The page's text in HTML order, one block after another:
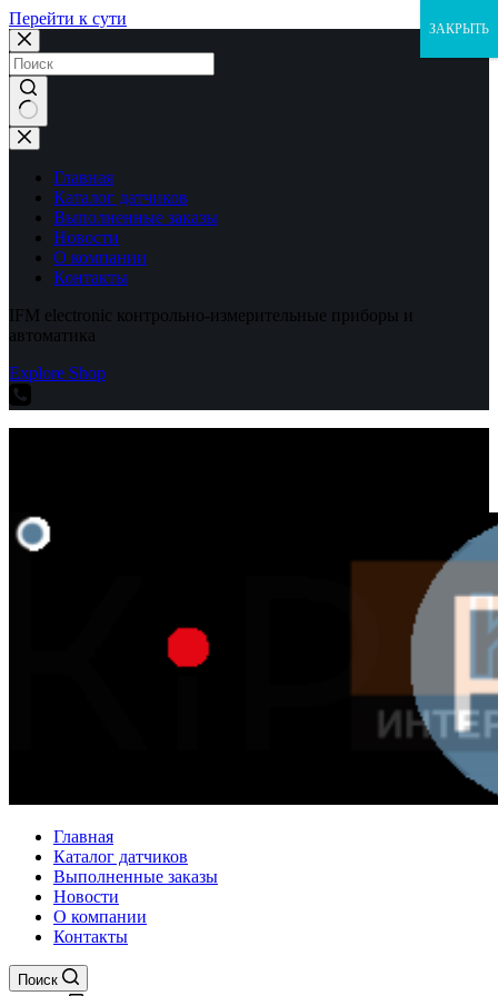
Перейти к сути
Ничего
не
найденоГлавная
Каталог датчиков
Выполненные заказы
Новости
О компании
Контакты
IFM electronic контрольно-измерительные приборы и
автоматика
Explore Shop
Главная
Каталог датчиков
Выполненные заказы
Новости
О компании
Контакты
Поиск
ЗАКРЫТЬ